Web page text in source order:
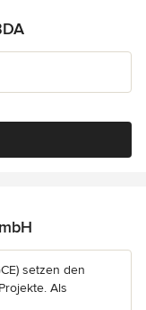
setzen den
Als